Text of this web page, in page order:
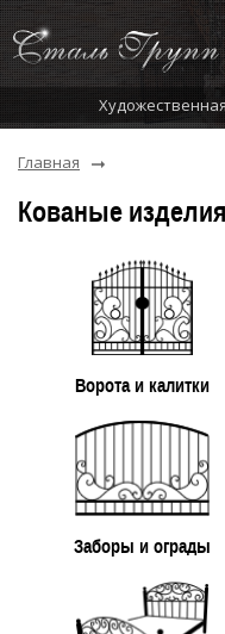
Главная
Кованые изделия
Ворота и калитки
Заборы и ограды